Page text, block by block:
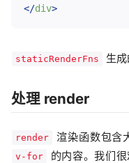
</div>
staticRenderFns 生
处理 render
render 渲染函数包含
v-for
的内容。我们